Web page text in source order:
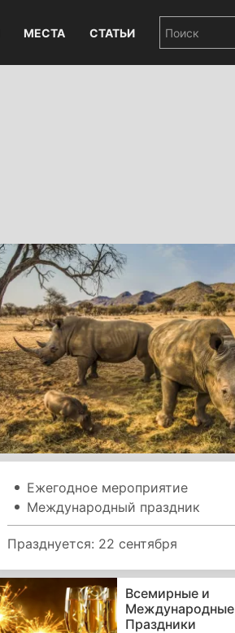
МЕСТА СТАТЬИ
Ежегодное мероприятие
Международный праздник
Празднуется: 22 сентября
Всемирные и
Международные
Праздники